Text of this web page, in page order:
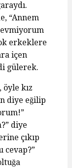
“Annem
erkeklere
içen
gülerek.
kız
diye eğilip
diye
çıkıp
cevap?”